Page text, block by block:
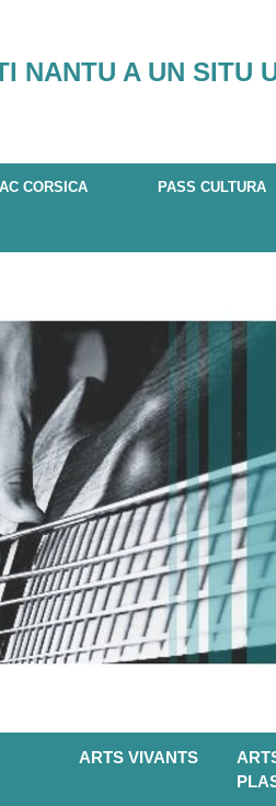
NANTU A UN SITU
CORSICA PASS CULTURA
ARTS VIVANTS